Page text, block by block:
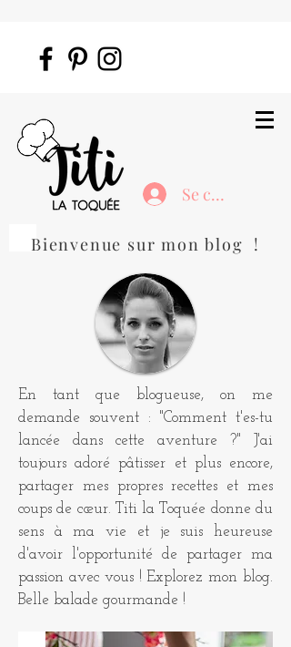
Se connecter
Bienvenue sur mon blog !
En tant que blogueuse, on me
demande souvent : "Comment t'es-tu
lancée dans cette aventure ?" J'ai
toujours adoré pâtisser et plus encore,
partager mes propres recettes et mes
coups de cœur. Titi la Toquée donne du
sens à ma vie et je suis heureuse
d'avoir l'opportunité de partager ma
passion avec vous ! Explorez mon blog.
Belle balade gourmande !